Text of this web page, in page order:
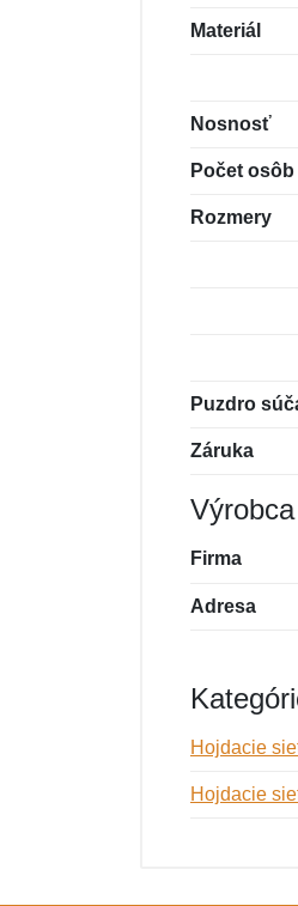
Materiál
Nosnosť
Počet osôb
Rozmery
Puzdro
Záruka
Výrobca
Firma
Adresa
Hojdacie
Hojdacie